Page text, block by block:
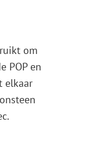
om
POP en
elkaar